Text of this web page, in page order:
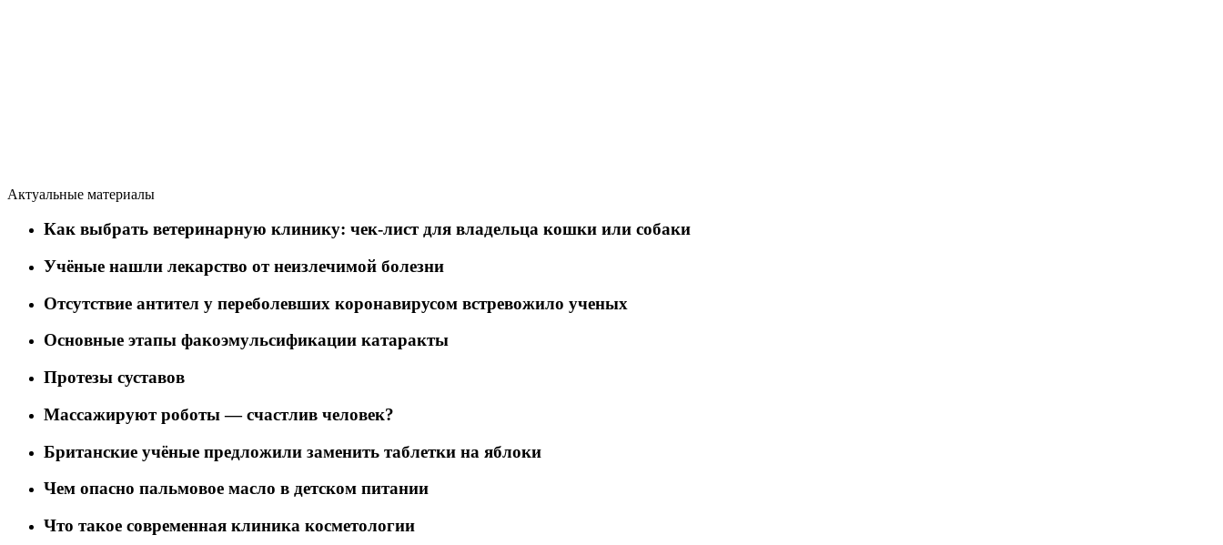
Актуальные материалы
Как выбрать ветеринарную клинику: чек-лист для владельца кошки или собаки
Учёные нашли лекарство от неизлечимой болезни
Отсутствие антител у переболевших коронавирусом встревожило ученых
Основные этапы факоэмульсификации катаракты
Протезы суставов
Массажируют роботы — счастлив человек?
Британские учёные предложили заменить таблетки на яблоки
Чем опасно пальмовое масло в детском питании
Что такое современная клиника косметологии